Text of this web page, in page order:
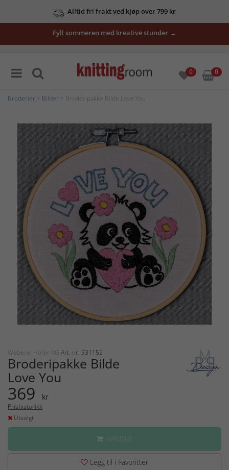
Alltid fri frakt ved kjøp over 799 kr
Fyll sommeren med kreative stunder →
0 0
Broderier Bilder > Broderipakke Bilde Love You
Weberei Hofer KG Art. nr: 331152
Broderipakke Bilde
Love You
369 kr
Prishistorikk
Utsolgt
HANDLE
Legg til i Favoritter